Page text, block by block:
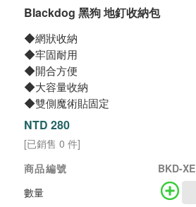
Blackdog 黑狗 地釘收納包
◆網狀收納
◆牢固耐用
◆開合方便
◆大容量收納
◆雙側魔術貼固定
NTD 280
[已銷售 0 件]
商品編號
BKD-XE
數量